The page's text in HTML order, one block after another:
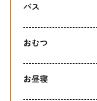
バス
おむつ
お昼寝